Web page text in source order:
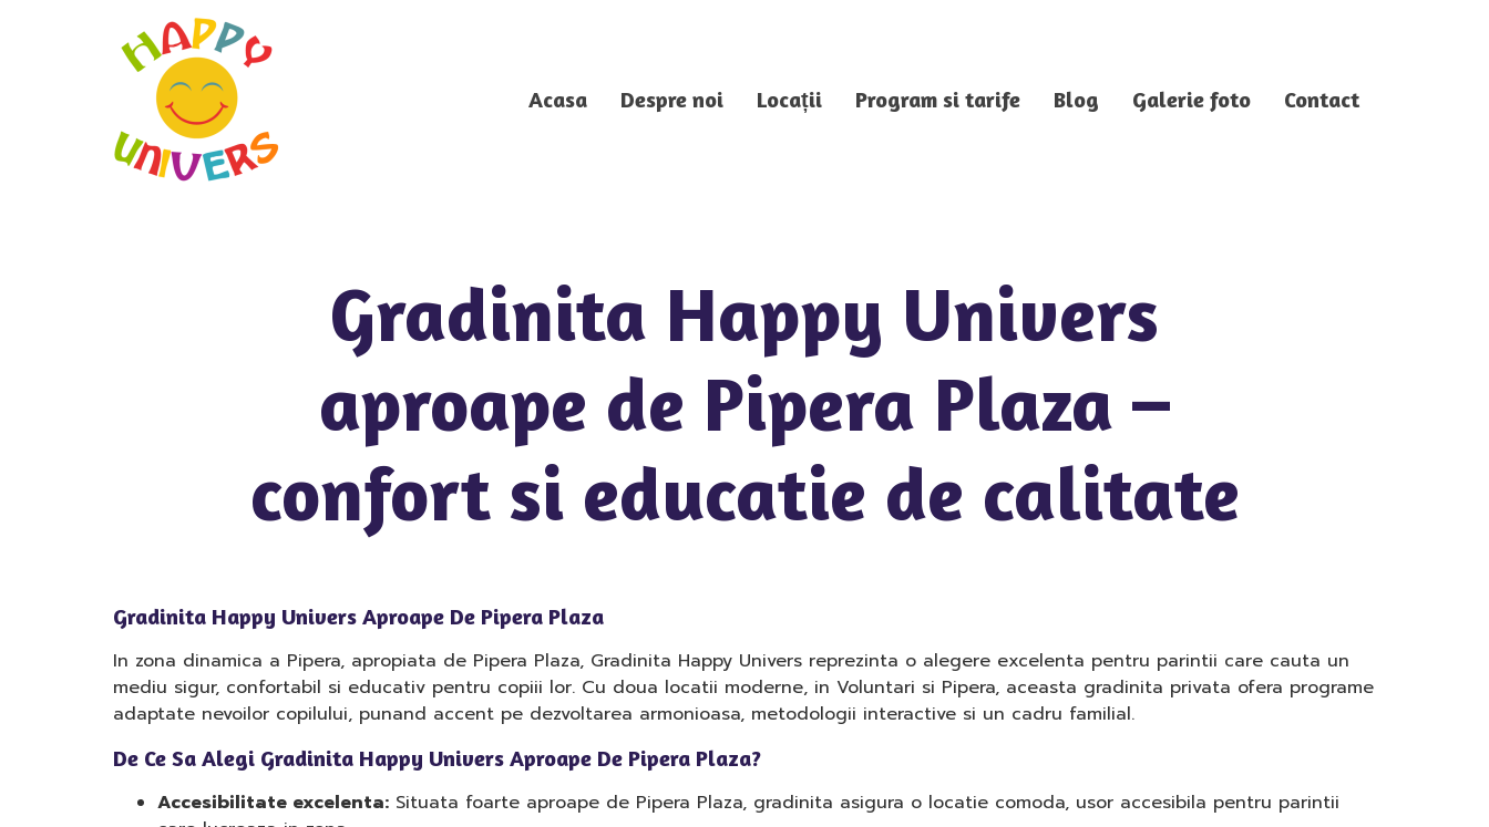
Acasa Despre noi Locații Program si tarife Blog Galerie foto Contact
Gradinita Happy Univers
aproape de Pipera Plaza –
confort si educatie de calitate
Gradinita Happy Univers Aproape De Pipera Plaza
In zona dinamica a Pipera, apropiata de Pipera Plaza, Gradinita Happy Univers reprezinta o alegere excelenta pentru parintii care cauta un
mediu sigur, confortabil si educativ pentru copiii lor. Cu doua locatii moderne, in Voluntari si Pipera, aceasta gradinita privata ofera programe
adaptate nevoilor copilului, punand accent pe dezvoltarea armonioasa, metodologii interactive si un cadru familial.
De Ce Sa Alegi Gradinita Happy Univers Aproape De Pipera Plaza?
Accesibilitate excelenta: Situata foarte aproape de Pipera Plaza, gradinita asigura o locatie comoda, usor accesibila pentru parintii